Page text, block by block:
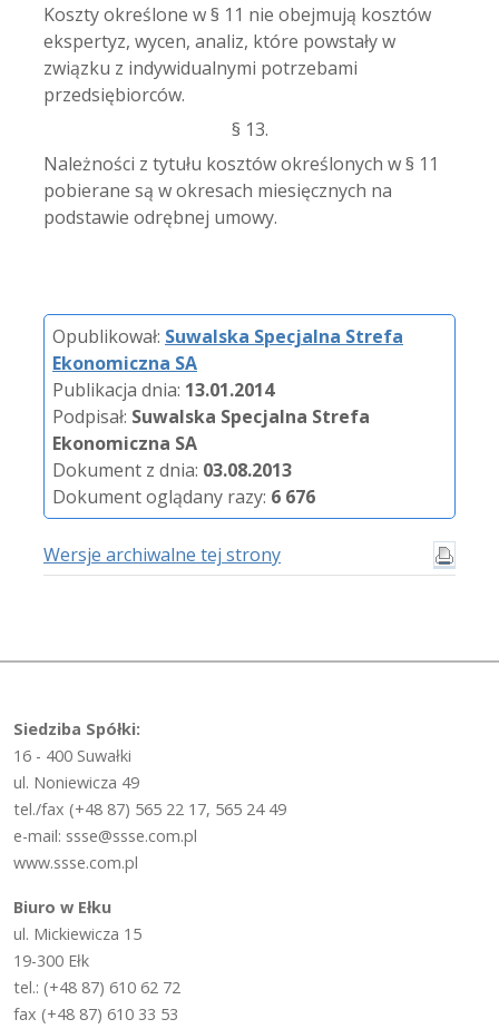
Koszty określone w § 11 nie obejmują kosztów
ekspertyz, wycen, analiz, które powstały w
związku z indywidualnymi potrzebami
przedsiębiorców.
§ 13.
Należności z tytułu kosztów określonych w § 11
pobierane są w okresach miesięcznych na
podstawie odrębnej umowy.
Opublikował: Suwalska Specjalna Strefa
Ekonomiczna SA
Publikacja dnia: 13.01.2014
Podpisał: Suwalska Specjalna Strefa
Ekonomiczna SA
Dokument z dnia: 03.08.2013
Dokument oglądany razy: 6 676
Wersje archiwalne tej strony
Siedziba Spółki:
16 - 400 Suwałki
ul. Noniewicza 49
tel./fax (+48 87) 565 22 17, 565 24 49
e-mail: ssse@ssse.com.pl
www.ssse.com.pl
Biuro w Ełku
ul. Mickiewicza 15
19-300 Ełk
tel.: (+48 87) 610 62 72
fax (+48 87) 610 33 53